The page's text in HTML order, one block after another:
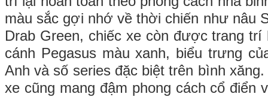
màu sắc gợi nhớ về thời chiến như nâu
Drab Green, chiếc xe còn được trang
cánh Pegasus màu xanh, biểu trưng
Anh và số series đặc biệt trên bình
xe cũng mang đậm phong cách cổ điển